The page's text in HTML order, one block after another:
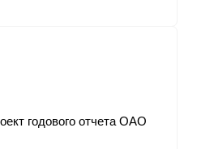
годового отчета ОАО